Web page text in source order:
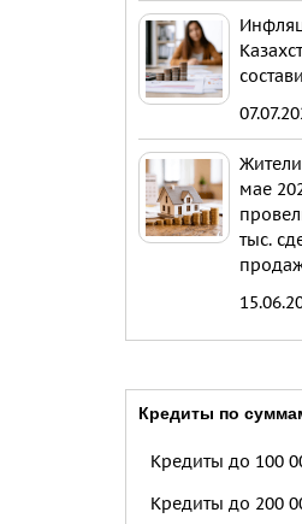
мае
тыс.
Кредиты по
Кредиты до 100
Кредиты до 200